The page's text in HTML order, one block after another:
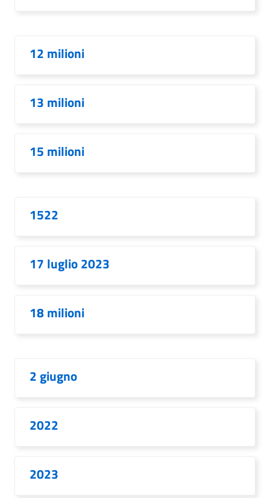
12 milioni
13 milioni
15 milioni
1522
17 luglio 2023
18 milioni
2 giugno
2022
2023